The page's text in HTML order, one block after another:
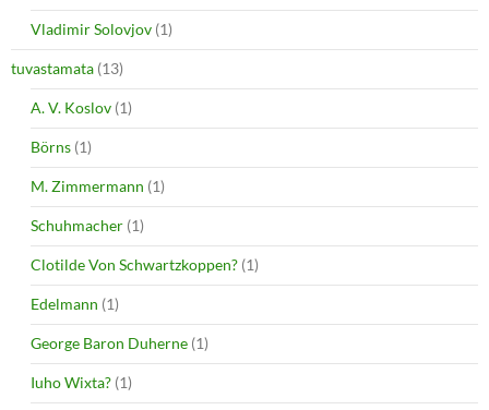
Vladimir Solovjov (1)
tuvastamata (13)
A. V. Koslov (1)
Börns (1)
M. Zimmermann (1)
Schuhmacher (1)
Clotilde Von Schwartzkoppen? (1)
Edelmann (1)
George Baron Duherne (1)
Iuho Wixta? (1)